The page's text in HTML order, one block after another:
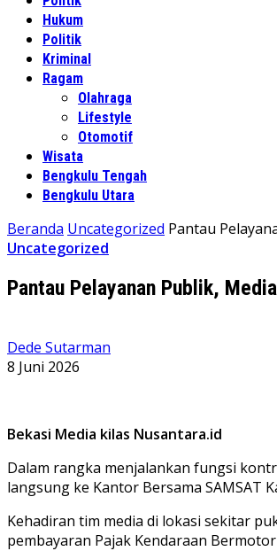
Hukum
Politik
Kriminal
Ragam
Olahraga
Lifestyle
Otomotif
Wisata
Bengkulu Tengah
Bengkulu Utara
Beranda Uncategorized Pantau
Uncategorized
Pantau Pelayanan Publik,
Dede Sutarman
8 Juni 2026
Bekasi Media kilas Nusantara.id
Dalam rangka menjalankan fungsi
langsung ke Kantor Bersama SAMSAT
​Kehadiran tim media di lokasi sekitar
pembayaran Pajak Kendaraan